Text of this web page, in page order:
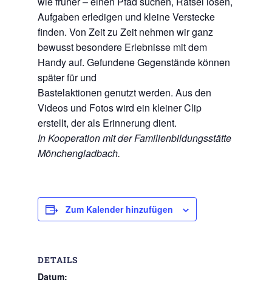
Aufgaben erledigen und kleine Verstecke
finden. Von Zeit zu Zeit nehmen wir ganz
bewusst besondere Erlebnisse mit dem
Handy auf. Gefundene Gegenstände können
später für und
Bastelaktionen genutzt werden. Aus den
Videos und Fotos wird ein kleiner Clip
erstellt, der als Erinnerung dient.
In Kooperation mit der Familienbildungsstätte
Mönchengladbach.
Zum Kalender hinzufügen
DETAILS
Datum: